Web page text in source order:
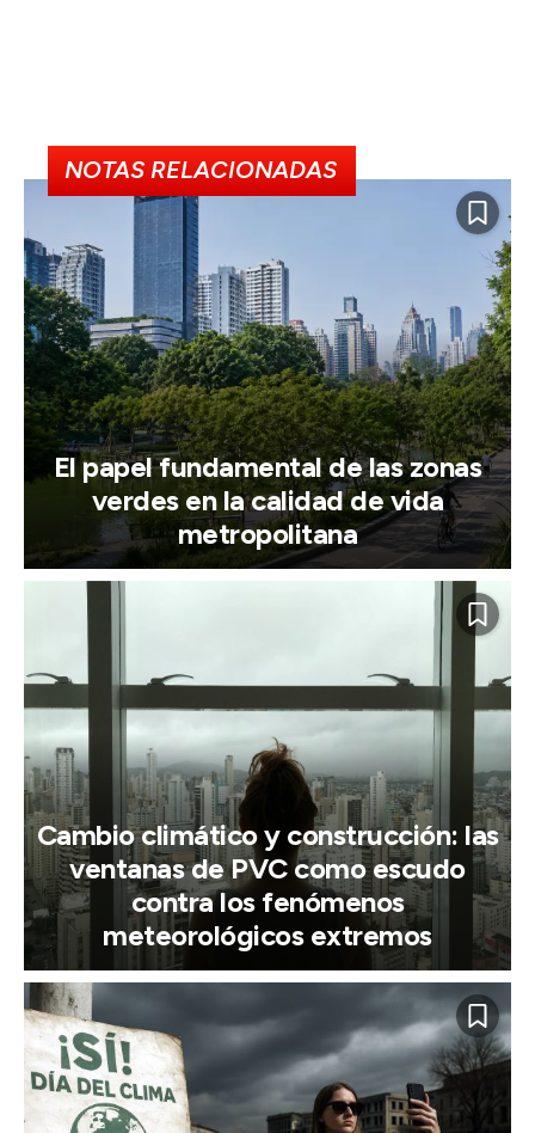
NOTAS RELACIONADAS
El papel fundamental de las zonas
verdes en la calidad de vida
metropolitana
Cambio climático y construcción: las
ventanas de PVC como escudo
contra los fenómenos
meteorológicos extremos